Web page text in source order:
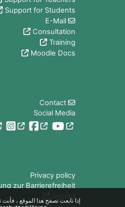
إذا تابعت تصفح هذا الموقع ،
Support for Students
E-Mail
Consultation
Training
Moodle Docs
Contact
Social Media
Privacy policy
zur Barrierefreiheit
Imprint